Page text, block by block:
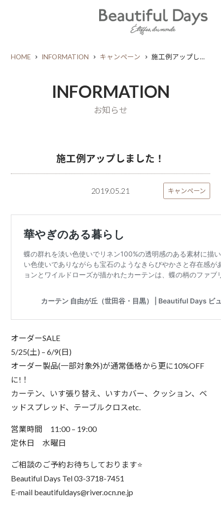
HOME INFORMATION キャンペーン 施工例アップしました！
INFORMATION
お知らせ
施工例アップしました！
2019.05.21 キャンペーン
オーダーSALE
5/25(土) – 6/9(日)
オーダー製品(一部対象外)が通常価格から更に10%OFF
に!！
カーテン、いす張り替え、いすカバー、クッション、ベ
ッドスプレッド、テーブルクロスetc.
営業時間 11:00 – 19:00
定休日 水曜日
ご相談のご予約お待ちしております⭐
Beautiful Days Tel 03-3718-7451
E-mail beautifuldays@river.ocn.ne.jp